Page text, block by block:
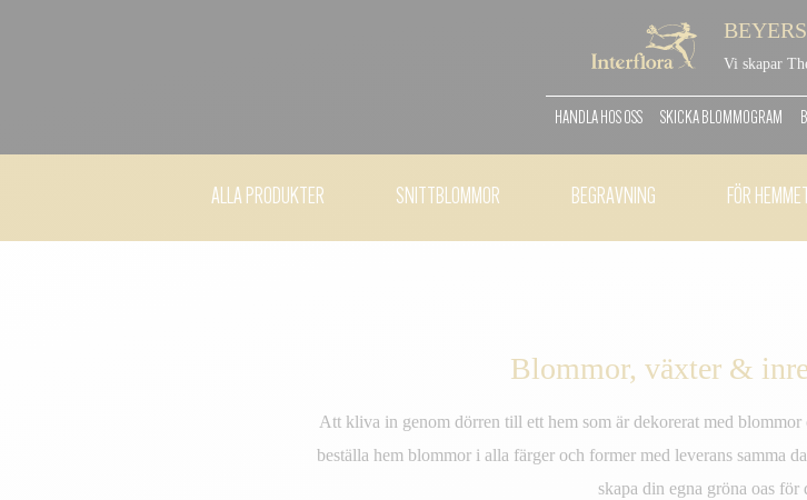
Vi skapar
HANDLA HOS OSS SKICKA BLOMMOGRAM
ALLA PRODUKTER SNITTBLOMMOR BEGRAVNING FÖR HEMMET
Blommor, växter &
Att kliva in genom dörren till ett hem som är dekorerat med
beställa hem blommor i alla färger och former med leverans samma
skapa din egna gröna oas för